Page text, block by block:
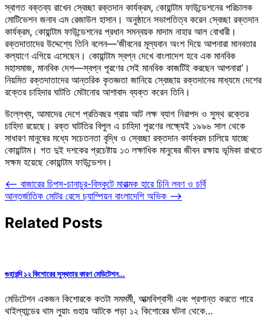
স্বাগত বক্তব্য রাখেন স্বেচ্ছা রক্তদান কার্যক্রম, কোয়ান্টাম ফাউন্ডেশনের পরিচালক
মোটিভেশন জনাব এম রেজাউল হাসান। অনুষ্ঠানে সভাপতিত্ব করেন স্বেচ্ছা রক্তদান
কার্যক্রম, কোয়ান্টাম ফাউন্ডেশনের প্রধান সমন্বয়ক মাদাম নাহার আল বোখারী।
রক্তদাতাদের উদ্দেশ্যে তিনি বলেন—‘জীবনের মূল্যবান অংশ দিয়ে আপনারা মানবতার
কল্যাণে এগিয়ে এসেছেন। কোয়ান্টাম স্বপ্ন দেখে বাংলাদেশ হবে এক মানবিক
মহাসমাজ, মানবিক দেশ—স্বপ্ন পূরণের সেই মানবিক কাজটিই করছেন আপনারা’।
নিয়মিত রক্তদাতাদের আন্তরিক কৃতজ্ঞতা জানিয়ে স্বেচ্ছায় রক্তদানের মাধ্যমে দেশের
রক্তের চাহিদার ঘাটতি মেটানোর আশাবাদ ব্যক্ত করেন তিনি।
উল্লেখ্য, আমাদের দেশে প্রতিবছর প্রায় আট লক্ষ ব্যাগ নিরাপদ ও সুস্থ রক্তের
চাহিদা রয়েছে। রক্ত ঘাটতির বিপুল এ চাহিদা পূরণের লক্ষ্যেই ১৯৯৬ সাল থেকে
সাধারণ মানুষের মধ্যে সচেতনতা বৃদ্ধি ও স্বেচ্ছা রক্তদান কার্যক্রম চালিয়ে যাচ্ছে
কোয়ান্টাম। গত দুই দশকের প্রচেষ্টায় ১৩ লক্ষাধিক মানুষের জীবন রক্ষায় ভূমিকা রাখতে
সক্ষম হয়েছে কোয়ান্টাম ফাউন্ডেশন।
Post
navigation
⟵ বাজারের চিপস-চানাচুর-বিস্কুটে মারাত্মক হারে চিনি লবণ ও চর্বি
আন্তর্জাতিক মোটর রেসে চ্যাম্পিয়ন বাংলাদেশি অভিক ⟶
Related Posts
গুহাবন্দি ১২ কিশোরের সুস্থতার কারণ মেডিটেশন…
মেডিটেশন একজন কিশোরকে কতটা সমমর্মী, আত্মবিশ্বাসী এবং প্রশান্ত করতে পারে
থাইল্যান্ডের থাম লুয়াং গুহায় আটকে পড়া ১২ কিশোরের ঘটনা থেকে…